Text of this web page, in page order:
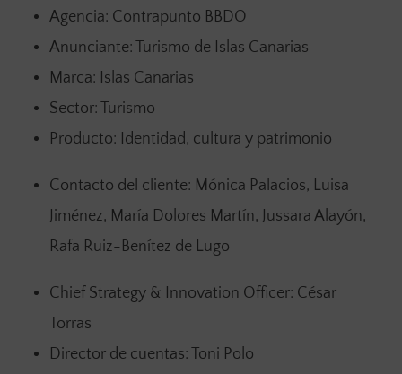
Agencia: Contrapunto BBDO
Anunciante: Turismo de Islas Canarias
Marca: Islas Canarias
Sector: Turismo
Producto: Identidad, cultura y patrimonio
Contacto del cliente: Mónica Palacios, Luisa
Jiménez, María Dolores Martín, Jussara Alayón,
Rafa Ruiz-Benítez de Lugo
Chief Strategy & Innovation Officer: César
Torras
Director de cuentas: Toni Polo